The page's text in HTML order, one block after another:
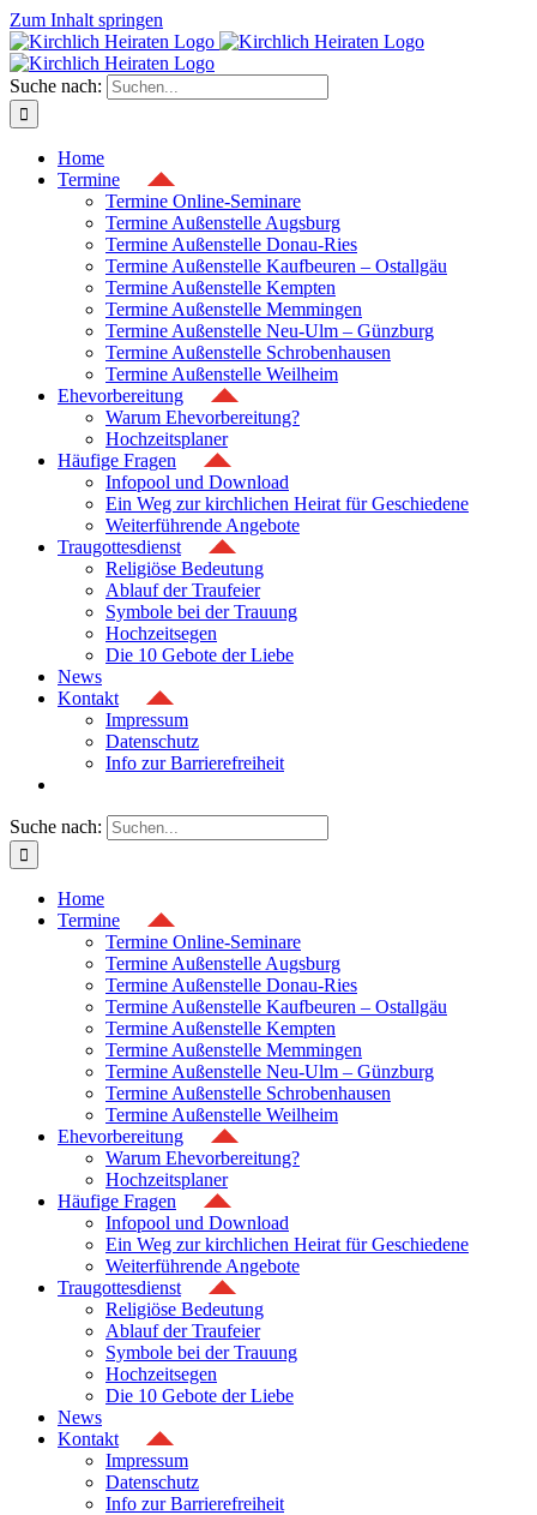
Zum Inhalt springen
Suche nach:
Home
Termine
Termine Online-Seminare
Termine Außenstelle Augsburg
Termine Außenstelle Donau-Ries
Termine Außenstelle Kaufbeuren – Ostallgäu
Termine Außenstelle Kempten
Termine Außenstelle Memmingen
Termine Außenstelle Neu-Ulm – Günzburg
Termine Außenstelle Schrobenhausen
Termine Außenstelle Weilheim
Ehevorbereitung
Warum Ehevorbereitung?
Hochzeitsplaner
Häufige Fragen
Infopool und Download
Ein Weg zur kirchlichen Heirat für Geschiedene
Weiterführende Angebote
Traugottesdienst
Religiöse Bedeutung
Ablauf der Traufeier
Symbole bei der Trauung
Hochzeitsegen
Die 10 Gebote der Liebe
News
Kontakt
Impressum
Datenschutz
Info zur Barrierefreiheit
Suche nach:
Home
Termine
Termine Online-Seminare
Termine Außenstelle Augsburg
Termine Außenstelle Donau-Ries
Termine Außenstelle Kaufbeuren – Ostallgäu
Termine Außenstelle Kempten
Termine Außenstelle Memmingen
Termine Außenstelle Neu-Ulm – Günzburg
Termine Außenstelle Schrobenhausen
Termine Außenstelle Weilheim
Ehevorbereitung
Warum Ehevorbereitung?
Hochzeitsplaner
Häufige Fragen
Infopool und Download
Ein Weg zur kirchlichen Heirat für Geschiedene
Weiterführende Angebote
Traugottesdienst
Religiöse Bedeutung
Ablauf der Traufeier
Symbole bei der Trauung
Hochzeitsegen
Die 10 Gebote der Liebe
News
Kontakt
Impressum
Datenschutz
Info zur Barrierefreiheit